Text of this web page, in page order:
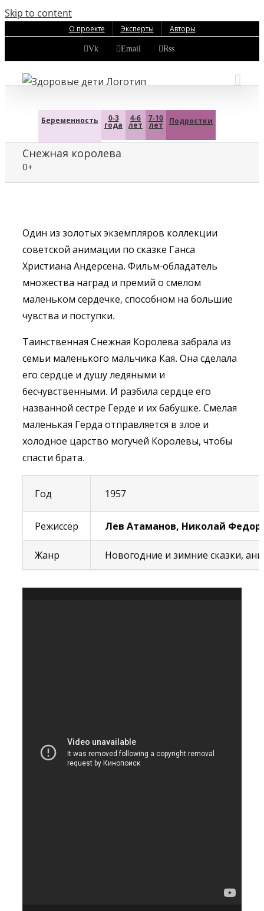
Skip to content
О проекте Эксперты Авторы
Vk Email Rss
Беременность 0-3
года
4-6
лет
7-10
лет Подростки
Снежная королева
0+
Один из золотых экземпляров коллекции
советской анимации по сказке Ганса
Христиана Андерсена. Фильм-обладатель
множества наград и премий о смелом
маленьком сердечке, способном на большие
чувства и поступки.
Таинственная Снежная Королева забрала из
семьи маленького мальчика Кая. Она сделала
его сердце и душу ледяными и
бесчувственными. И разбила сердце его
названной сестре Герде и их бабушке. Смелая
маленькая Герда отправляется в злое и
холодное царство могучей Королевы, чтобы
спасти брата.
Год 1957
Режиссёр Лев Атаманов, Николай
Жанр Новогодние и зимние сказки,